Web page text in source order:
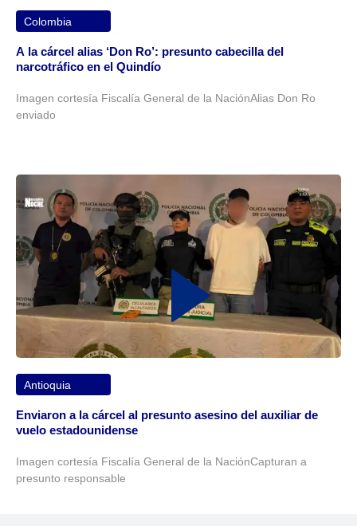
Colombia
A la cárcel alias ‘Don Ro’: presunto cabecilla del
narcotráfico en el Quindío
Imagen cortesía Fiscalía General de la NaciónAlias Don Ro
enviado
Antioquia
Enviaron a la cárcel al presunto asesino del auxiliar de
vuelo estadounidense
Imagen cortesía Fiscalía General de la NaciónCapturan a
presunto responsable